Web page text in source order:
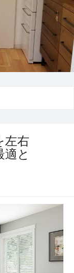
左右
と